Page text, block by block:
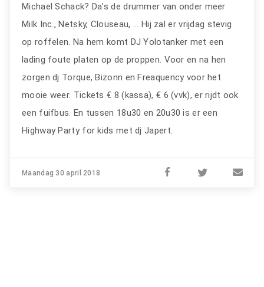
Michael Schack? Da's de drummer van onder meer
Milk Inc., Netsky, Clouseau, ... Hij zal er vrijdag stevig
op roffelen. Na hem komt DJ Yolotanker met een
lading foute platen op de proppen. Voor en na hen
zorgen dj Torque, Bizonn en Freaquency voor het
mooie weer. Tickets € 8 (kassa), € 6 (vvk), er rijdt ook
een fuifbus. En tussen 18u30 en 20u30 is er een
Highway Party for kids met dj Japert.
Maandag 30 april 2018